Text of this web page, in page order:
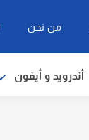
من نحن
أندرويد و أيفون